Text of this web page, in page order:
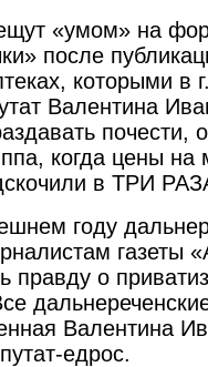
«умом» на
после
которыми в
Валентина
почести,
когда цены на
в ТРИ
году
газеты
правду о
Валентина
едрос.